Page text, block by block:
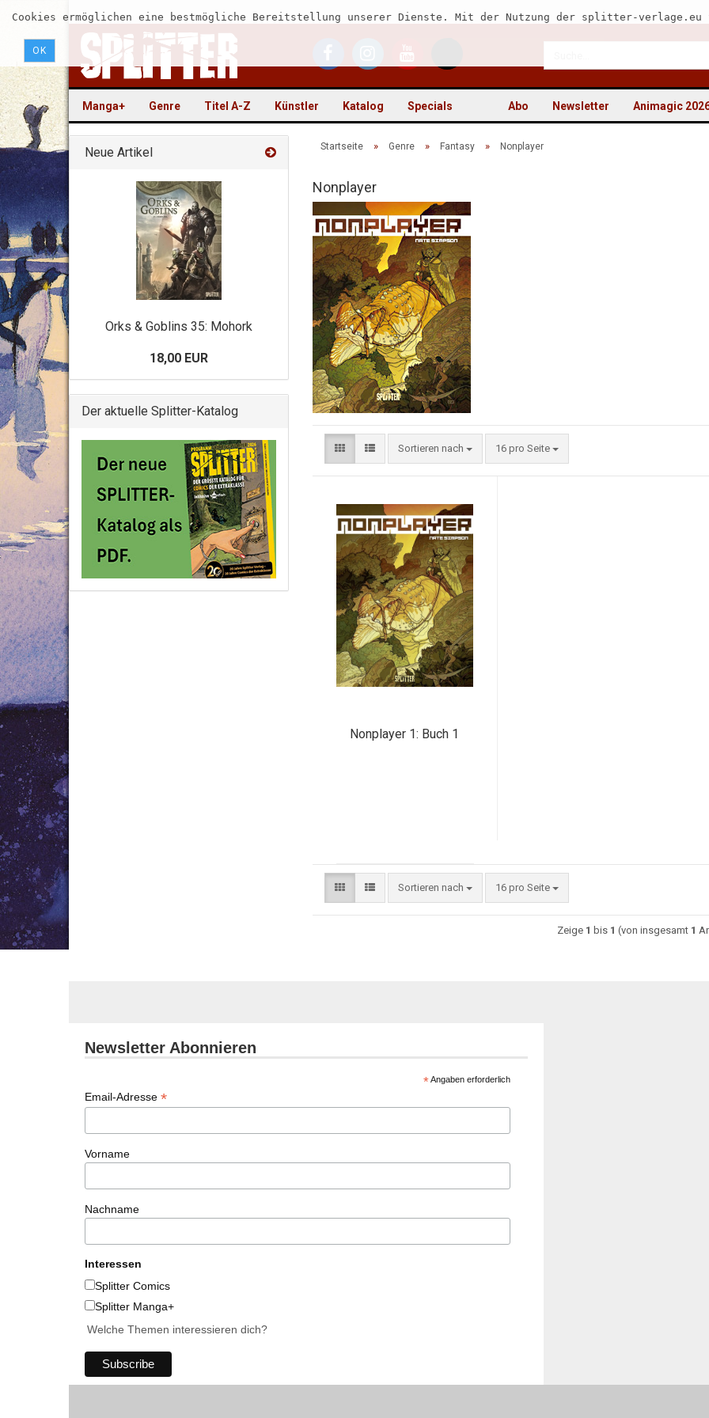
Cookies ermöglichen eine bestmögliche Bereitstellung unserer Dienste. Mit der Nutzung der splitter-
OK
Manga+ Genre Titel A-Z Künstler Katalog Specials Animagic
Newsletter
Abo
Startseite » Genre » Fantasy » Nonplayer
Nonplayer
Sortieren nach 16 pro Seite
Nonplayer 1: Buch 1
Sortieren nach 16 pro Seite
Zeige 1 bis 1 (von insgesamt 1
Neue Artikel
Orks & Goblins 35: Mohork
18,00 EUR
Der aktuelle Splitter-Katalog
Newsletter Abonnieren
*Angaben erforderlich
Email-Adresse *
Vorname
Nachname
Interessen
Splitter Comics
Splitter Manga+
Welche Themen interessieren dich?